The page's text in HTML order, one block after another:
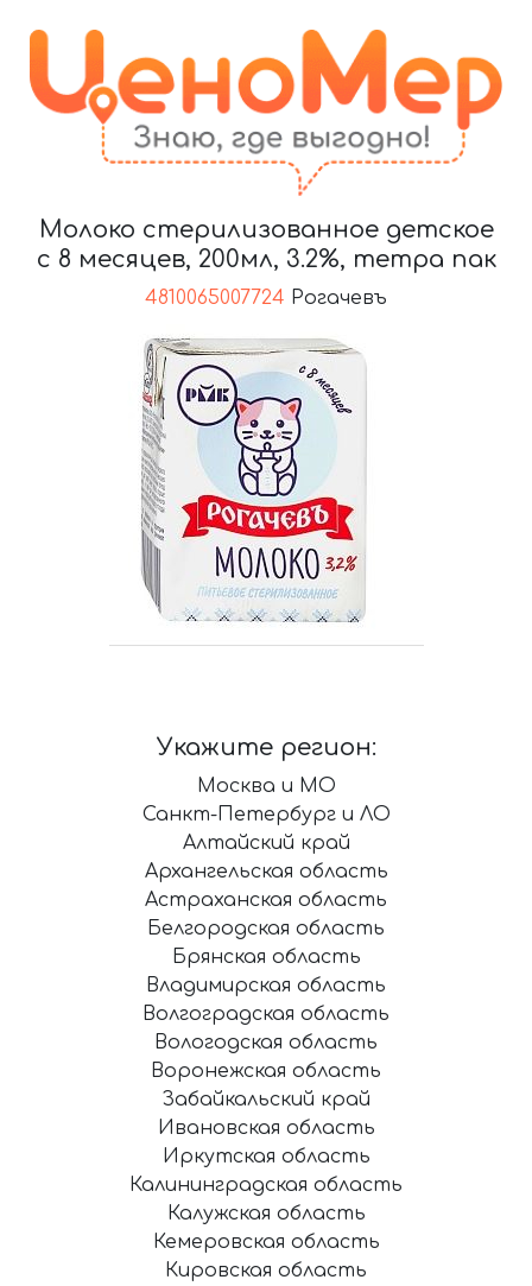
Молоко стерилизованное детское
с 8 месяцев, 200мл, 3.2%, тетра пак
4810065007724 Рогачевъ
Укажите регион:
Москва и МО
Санкт-Петербург и ЛО
Алтайский край
Архангельская область
Астраханская область
Белгородская область
Брянская область
Владимирская область
Волгоградская область
Вологодская область
Воронежская область
Забайкальский край
Ивановская область
Иркутская область
Калининградская область
Калужская область
Кемеровская область
Кировская область